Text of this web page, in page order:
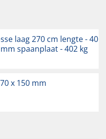
laag 270 cm lengte - 40
spaanplaat - 402 kg
x 150 mm